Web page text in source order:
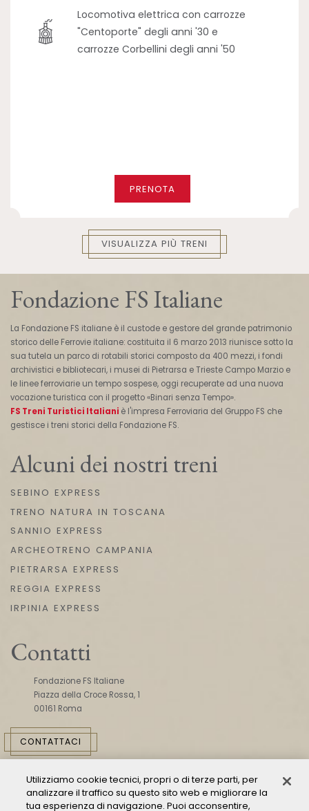
Locomotiva elettrica con carrozze
"Centoporte" degli anni '30 e
carrozze Corbellini degli anni '50
PRENOTA
VISUALIZZA PIÙ TRENI
Fondazione FS Italiane
La Fondazione FS italiane è il custode e gestore del grande patrimonio
storico delle Ferrovie italiane: costituita il 6 marzo 2013 riunisce sotto la
sua tutela un parco di rotabili storici composto da 400 mezzi, i fondi
archivistici e bibliotecari, i musei di Pietrarsa e Trieste Campo Marzio e
le linee ferroviarie un tempo sospese, oggi recuperate ad una nuova
vocazione turistica con il progetto «Binari senza Tempo».
FS Treni Turistici Italiani è l'impresa Ferroviaria del Gruppo FS che
gestisce i treni storici della Fondazione FS.
Alcuni dei nostri treni
SEBINO EXPRESS
TRENO NATURA IN TOSCANA
SANNIO EXPRESS
ARCHEOTRENO CAMPANIA
PIETRARSA EXPRESS
REGGIA EXPRESS
IRPINIA EXPRESS
Contatti
Fondazione FS Italiane
Piazza della Croce Rossa, 1
00161 Roma
CONTATTACI
Utilizziamo cookie tecnici, propri o di terze parti, per
analizzare il traffico su questo sito web e migliorare la
tua esperienza di navigazione. Puoi acconsentire,